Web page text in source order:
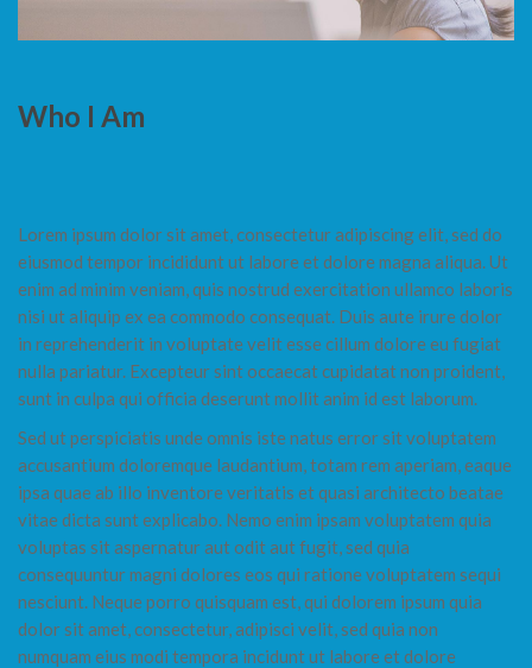
Who I Am
Lorem ipsum dolor sit amet, consectetur adipiscing elit, sed do
eiusmod tempor incididunt ut labore et dolore magna aliqua. Ut
enim ad minim veniam, quis nostrud exercitation ullamco laboris
nisi ut aliquip ex ea commodo consequat. Duis aute irure dolor
in reprehenderit in voluptate velit esse cillum dolore eu fugiat
nulla pariatur. Excepteur sint occaecat cupidatat non proident,
sunt in culpa qui officia deserunt mollit anim id est laborum.
Sed ut perspiciatis unde omnis iste natus error sit voluptatem
accusantium doloremque laudantium, totam rem aperiam, eaque
ipsa quae ab illo inventore veritatis et quasi architecto beatae
vitae dicta sunt explicabo. Nemo enim ipsam voluptatem quia
voluptas sit aspernatur aut odit aut fugit, sed quia
consequuntur magni dolores eos qui ratione voluptatem sequi
nesciunt. Neque porro quisquam est, qui dolorem ipsum quia
dolor sit amet, consectetur, adipisci velit, sed quia non
numquam eius modi tempora incidunt ut labore et dolore